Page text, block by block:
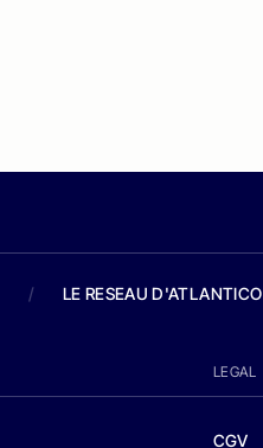
/ LE RESEAU D'ATLANTICO
LEGAL
CGV